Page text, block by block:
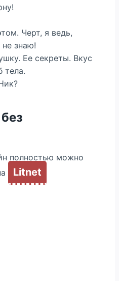
Черт, я ведь,
не знаю!
Ее секреты. Вкус
тела.
полностью можно
Litnet